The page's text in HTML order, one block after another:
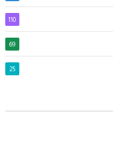
110
69
25